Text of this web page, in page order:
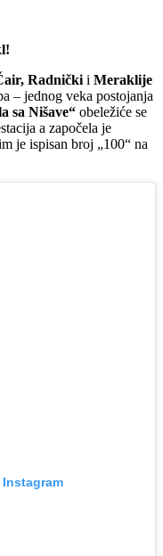
Radnički i Meraklije
– jednog veka postojanja
sa Nišave“ obeležiće se
a započela je
je ispisan broj „100“ na
Instagram